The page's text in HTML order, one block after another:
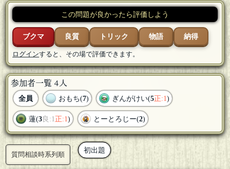
この問題が良かったら評価しよう
ブクマ 良質 トリック 物語 納得
ログインすると、その場で評価できます。
参加者一覧 4人
全員 おもち(7) ぎんがけい(5正:1)
蓮(3良:1正:1) とーとろじー(2)
質問相談時系列順
初出題